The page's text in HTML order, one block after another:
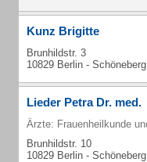
Kunz Brigitte
Brunhildstr. 3
10829 Berlin - Schöneberg
Lieder Petra Dr. med.
Ärzte: Frauenheilkunde
Brunhildstr. 10
10829 Berlin - Schöneberg